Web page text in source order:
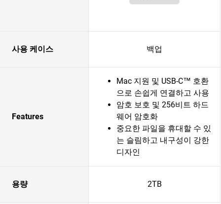
사용 케이스 백업
Features
Mac 지원 및 USB-C™ 호환
으로 손쉽게 연결하고 사용
암호 보호 및 256비트 하드
웨어 암호화
중요한 파일을 휴대할 수 있
는 슬림하고 내구성이 강한
디자인
용량 2TB